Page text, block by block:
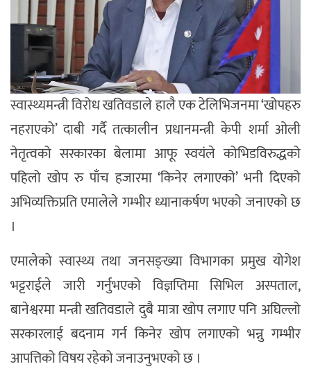
स्वास्थ्यमन्त्री विरोध खतिवडाले हालै एक टेलिभिजनमा ‘खोपहरु
नहराएको’ दाबी गर्दै तत्कालीन प्रधानमन्त्री केपी शर्मा ओली
नेतृत्वको सरकारका बेलामा आफू स्वयंले कोभिडविरुद्धको
पहिलो खोप रु पाँच हजारमा ‘किनेर लगाएको’ भनी दिएको
अभिव्यक्तिप्रति एमालेले गम्भीर ध्यानाकर्षण भएको जनाएको छ
।
एमालेको स्वास्थ्य तथा जनसङ्ख्या विभागका प्रमुख योगेश
भट्टराईले जारी गर्नुभएको विज्ञप्तिमा सिभिल अस्पताल,
बानेश्वरमा मन्त्री खतिवडाले दुबै मात्रा खोप लगाए पनि अघिल्लो
सरकारलाई बदनाम गर्न किनेर खोप लगाएको भन्नु गम्भीर
आपत्तिको विषय रहेको जनाउनुभएको छ ।